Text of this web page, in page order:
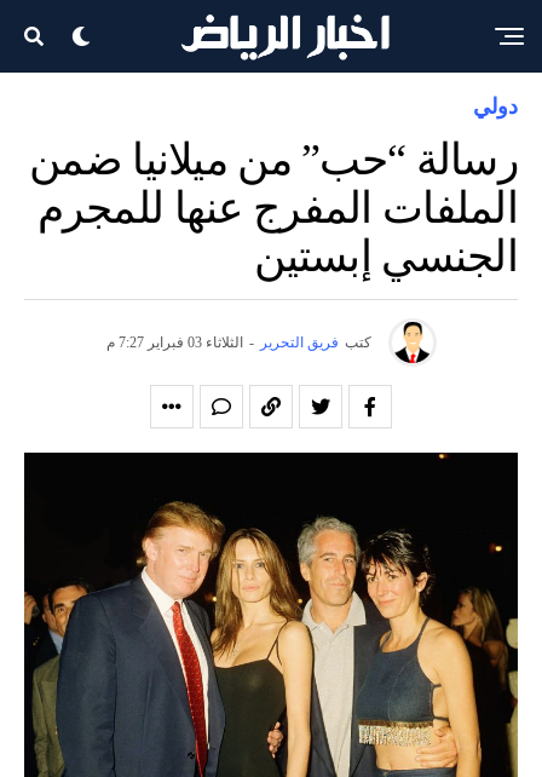
دولي
رسالة “حب” من ميلانيا ضمن
الملفات المفرج عنها للمجرم
الجنسي إبستين
كتب فريق التحرير - الثلاثاء 03 فبراير 7:27 م